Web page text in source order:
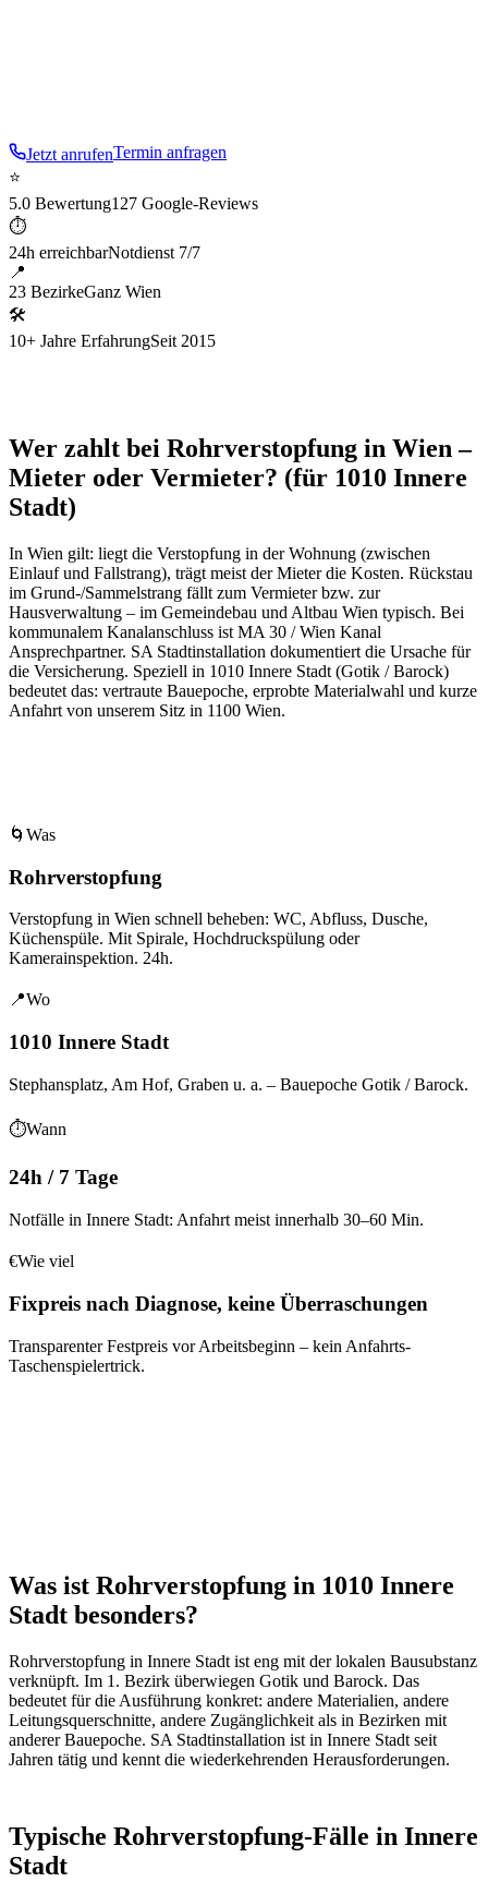
Jetzt anrufenTermin anfragen
⭐
5.0 Bewertung127 Google-Reviews
⏱
24h erreichbarNotdienst 7/7
📍
23 BezirkeGanz Wien
🛠
10+ Jahre ErfahrungSeit 2015
Wer zahlt bei Rohrverstopfung in Wien –
Mieter oder Vermieter? (für 1010 Innere
Stadt)
In Wien gilt: liegt die Verstopfung in der Wohnung (zwischen
Einlauf und Fallstrang), trägt meist der Mieter die Kosten. Rückstau
im Grund-/Sammelstrang fällt zum Vermieter bzw. zur
Hausverwaltung – im Gemeindebau und Altbau Wien typisch. Bei
kommunalem Kanalanschluss ist MA 30 / Wien Kanal
Ansprechpartner. SA Stadtinstallation dokumentiert die Ursache für
die Versicherung. Speziell in 1010 Innere Stadt (Gotik / Barock)
bedeutet das: vertraute Bauepoche, erprobte Materialwahl und kurze
Anfahrt von unserem Sitz in 1100 Wien.
🌀 Was
Rohrverstopfung
Verstopfung in Wien schnell beheben: WC, Abfluss, Dusche,
Küchenspüle. Mit Spirale, Hochdruckspülung oder
Kamerainspektion. 24h.
📍Wo
1010 Innere Stadt
Stephansplatz, Am Hof, Graben u. a. – Bauepoche Gotik / Barock.
⏱Wann
24h / 7 Tage
Notfälle in Innere Stadt: Anfahrt meist innerhalb 30–60 Min.
€Wie viel
Fixpreis nach Diagnose, keine Überraschungen
Transparenter Festpreis vor Arbeitsbeginn – kein Anfahrts-
Taschenspielertrick.
Was ist Rohrverstopfung in 1010 Innere
Stadt besonders?
Rohrverstopfung in Innere Stadt ist eng mit der lokalen Bausubstanz
verknüpft. Im 1 . Bezirk überwiegen Gotik und Barock. Das
bedeutet für die Ausführung konkret: andere Materialien, andere
Leitungsquerschnitte, andere Zugänglichkeit als in Bezirken mit
anderer Bauepoche. SA Stadtinstallation ist in Innere Stadt seit
Jahren tätig und kennt die wiederkehrenden Herausforderungen.
Typische Rohrverstopfung-Fälle in Innere
Stadt